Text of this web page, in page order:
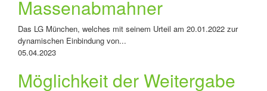
Massenabmahner
Das LG München, welches mit seinem Urteil am 20.01.2022 zur
dynamischen Einbindung von...
05.04.2023
Möglichkeit der Weitergabe